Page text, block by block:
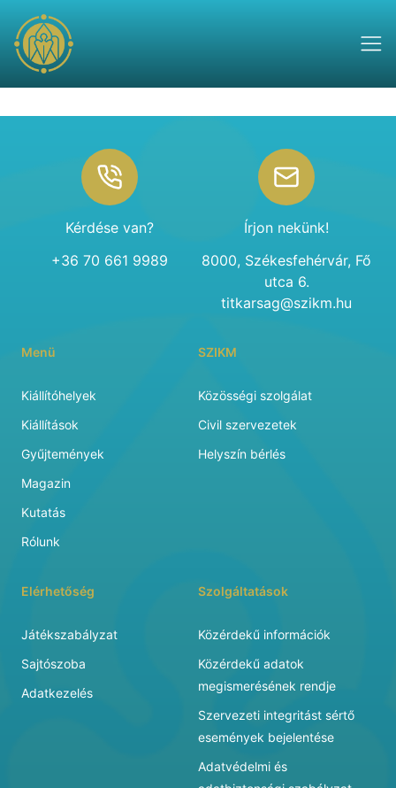
Kérdése van?
+36 70 661 9989
Írjon nekünk!
8000, Székesfehérvár, Fő
utca 6.
titkarsag@szikm.hu
Menü
Kiállítóhelyek
Kiállítások
Gyűjtemények
Magazin
Kutatás
Rólunk
SZIKM
Közösségi szolgálat
Civil szervezetek
Helyszín bérlés
Elérhetőség
Játékszabályzat
Sajtószoba
Adatkezelés
Szolgáltatások
Közérdekű információk
Közérdekű adatok
megismerésének rendje
Szervezeti integritást sértő
események bejelentése
Adatvédelmi és